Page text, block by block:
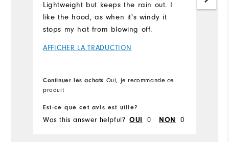
Lightweight but keeps the rain out. I
like the hood, as when it's windy it
stops my hat from blowing off.
AFFICHER LA TRADUCTION
Continuer les achats Oui, je recommande ce
produit
Est-ce que cet avis est utile?
Was this answer helpful? OUI 0 NON 0